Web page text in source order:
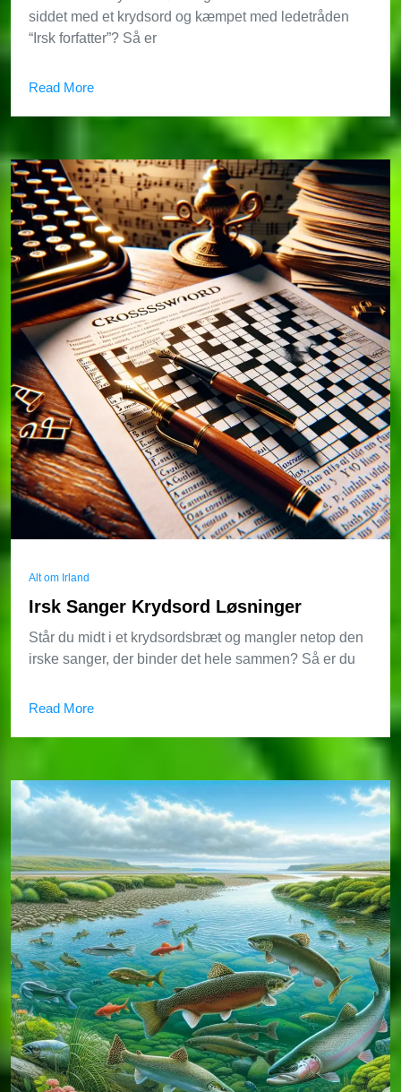
siddet med et krydsord og kæmpet med ledetråden
“Irsk forfatter”? Så er
Read More
Alt om Irland
Irsk Sanger Krydsord Løsninger
Står du midt i et krydsordsbræt og mangler netop den
irske sanger, der binder det hele sammen? Så er du
Read More